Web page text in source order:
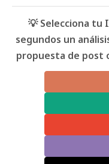
💡 Selecciona tu
segundos un
propuesta de post